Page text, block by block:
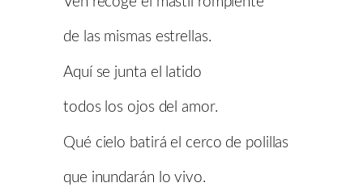
de las mismas estrellas.
Aquí se junta el latido
todos los ojos del amor.
Qué cielo batirá el cerco de polillas
que inundarán lo vivo.